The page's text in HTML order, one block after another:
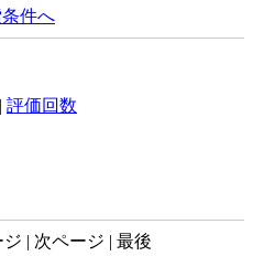
条件へ
| 評価回数
| 次ページ | 最後